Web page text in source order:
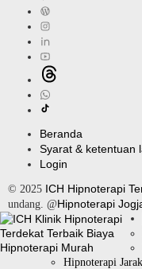
Beranda
Syarat & ketentuan
Login
© 2025 ICH Hipnoterapi
undang. @Hipnoterapi
Hipnoterapi